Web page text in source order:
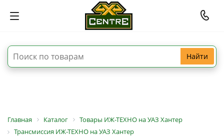
Найти
Главная Каталог
Товары ИЖ-ТЕХНО на УАЗ Хантер
Трансмиссия ИЖ-ТЕХНО на УАЗ Хантер